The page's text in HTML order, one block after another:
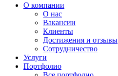
О компании
О нас
Вакансии
Клиенты
Достижения и отзывы
Сотрудничество
Услуги
Портфолио